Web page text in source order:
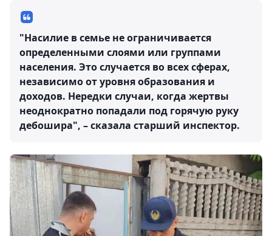
"Насилие в семье не ограничивается
определенными слоями или группами
населения. Это случается во всех сферах,
независимо от уровня образования и
доходов. Нередки случаи, когда жертвы
неоднократно попадали под горячую руку
дебошира", – сказала старший инспектор.